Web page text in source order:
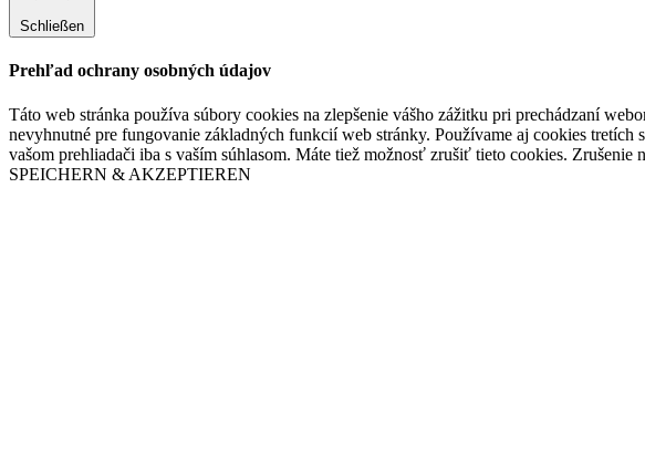
Schließen
Prehľad ochrany osobných údajov
Táto web stránka používa súbory cookies na zlepšenie vášho zážitku pri prechádzaní
nevyhnutné pre fungovanie základných funkcií web stránky. Používame aj cookies
vašom prehliadači iba s vaším súhlasom. Máte tiež možnosť zrušiť tieto cookies.
SPEICHERN & AKZEPTIEREN